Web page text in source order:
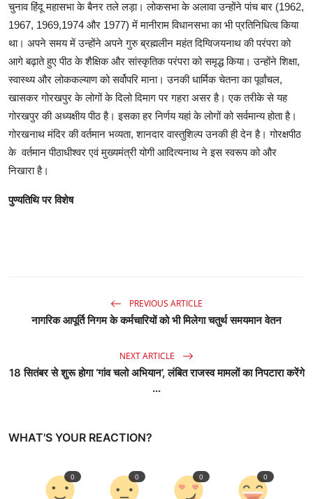
चुनाव हिंदू महासभा के बैनर तले लड़ा। लोकसभा के अलावा उन्होंने पांच बार (1962,
1967, 1969,1974 और 1977) में मानीराम विधानसभा का भी प्रतिनिधित्व किया
था। अपने समय में उन्होंने अपने गुरु ब्रह्मलीन महंत दिग्विजयनाथ की परंपरा को
आगे बढ़ाते हुए पीठ के शैक्षिक और सांस्कृतिक परंपरा को समृद्ध किया। उन्होंने शिक्षा,
स्वास्थ्य और लोककल्याण को सर्वोपरि माना। उनकी धार्मिक चेतना का पूर्वांचल,
खासकर गोरखपुर के लोगों के दिलो दिमाग पर गहरा असर है। एक तरीके से यह
गोरखपुर की अध्यक्षीय पीठ है। इसका हर निर्णय यहां के लोगों को सर्वमान्य होता है।
गोरखनाथ मंदिर की वर्तमान भव्यता, शानदार वास्तुशिल्प उनकी ही देन है। गोरक्षपीठ
के वर्तमान पीठाधीश्वर एवं मुख्यमंत्री योगी आदित्यनाथ ने इस स्वरूप को और
निखारा है।
पुण्यतिथि पर विशेष
PREVIOUS ARTICLE
नागरिक आपूर्ति निगम के कर्मचारियों को भी मिलेगा चतुर्थ समयमान वेतन
NEXT ARTICLE
18 सितंबर से शुरू होगा ‘गांव चलो अभियान’, लंबित राजस्व मामलों का निपटारा करेंगे
...
WHAT'S YOUR REACTION?
0 0 0 0